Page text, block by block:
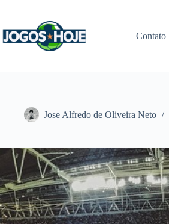
conteúdo
Contato
Jose Alfredo de Oliveira Neto